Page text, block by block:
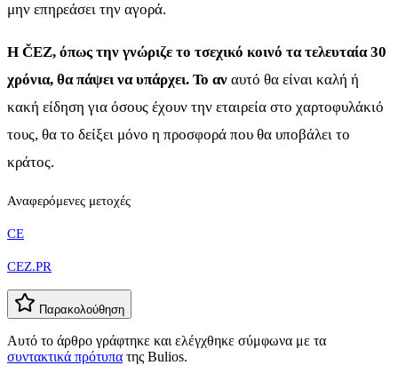
μην επηρεάσει την αγορά.
Η ČEZ, όπως την γνώριζε το τσεχικό κοινό τα τελευταία 30
χρόνια, θα πάψει να υπάρχει. Το αν αυτό θα είναι καλή ή
κακή είδηση για όσους έχουν την εταιρεία στο χαρτοφυλάκιό
τους, θα το δείξει μόνο η προσφορά που θα υποβάλει το
κράτος.
Αναφερόμενες μετοχές
CE
CEZ.PR
Παρακολούθηση
Αυτό το άρθρο γράφτηκε και ελέγχθηκε σύμφωνα με τα
συντακτικά πρότυπα της Bulios.